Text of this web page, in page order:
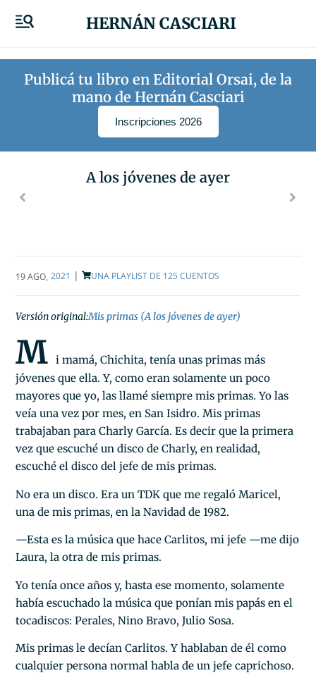
HERNÁN CASCIARI
Publicá tu libro en Editorial Orsai, de la
mano de Hernán Casciari
Inscripciones 2026
A los jóvenes de ayer
19 AGO, 2021 | UNA PLAYLIST DE 125 CUENTOS
Versión original:Mis primas (A los jóvenes de ayer)
M i mamá, Chichita, tenía unas primas más
jóvenes que ella. Y, como eran solamente un poco
mayores que yo, las llamé siempre mis primas. Yo las
veía una vez por mes, en San Isidro. Mis primas
trabajaban para Charly García. Es decir que la primera
vez que escuché un disco de Charly, en realidad,
escuché el disco del jefe de mis primas.
No era un disco. Era un TDK que me regaló Maricel,
una de mis primas, en la Navidad de 1982.
—Esta es la música que hace Carlitos, mi jefe —me dijo
Laura, la otra de mis primas.
Yo tenía once años y, hasta ese momento, solamente
había escuchado la música que ponían mis papás en el
tocadiscos: Perales, Nino Bravo, Julio Sosa.
Mis primas le decían Carlitos. Y hablaban de él como
cualquier persona normal habla de un jefe caprichoso.